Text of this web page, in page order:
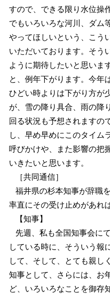
すので、できる限り水位操
でもいろいろな河川、ダム
やってほしいという、こう
いただいております。そう
ように期待したいと思いま
と、例年下がります。今年
ひどい時よりは下がり方が
が、雪の降り具合、雨の降
回る状況も予想されますの
し、早め早めにこのタイム
呼びかけや、また影響の把
いきたいと思います。
［共同通信］
福井県の杉本知事が辞職
率直にその受け止めがあれ
【知事】
先週、私も全国知事会に
している時に、そういう報
して、そして、とても親し
知事として、さらには、お
ど、いろいろなことを御存